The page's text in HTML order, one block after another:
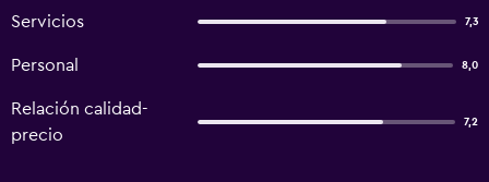
Servicios 7,3
Personal 8,0
Relación calidad-
precio
7,2